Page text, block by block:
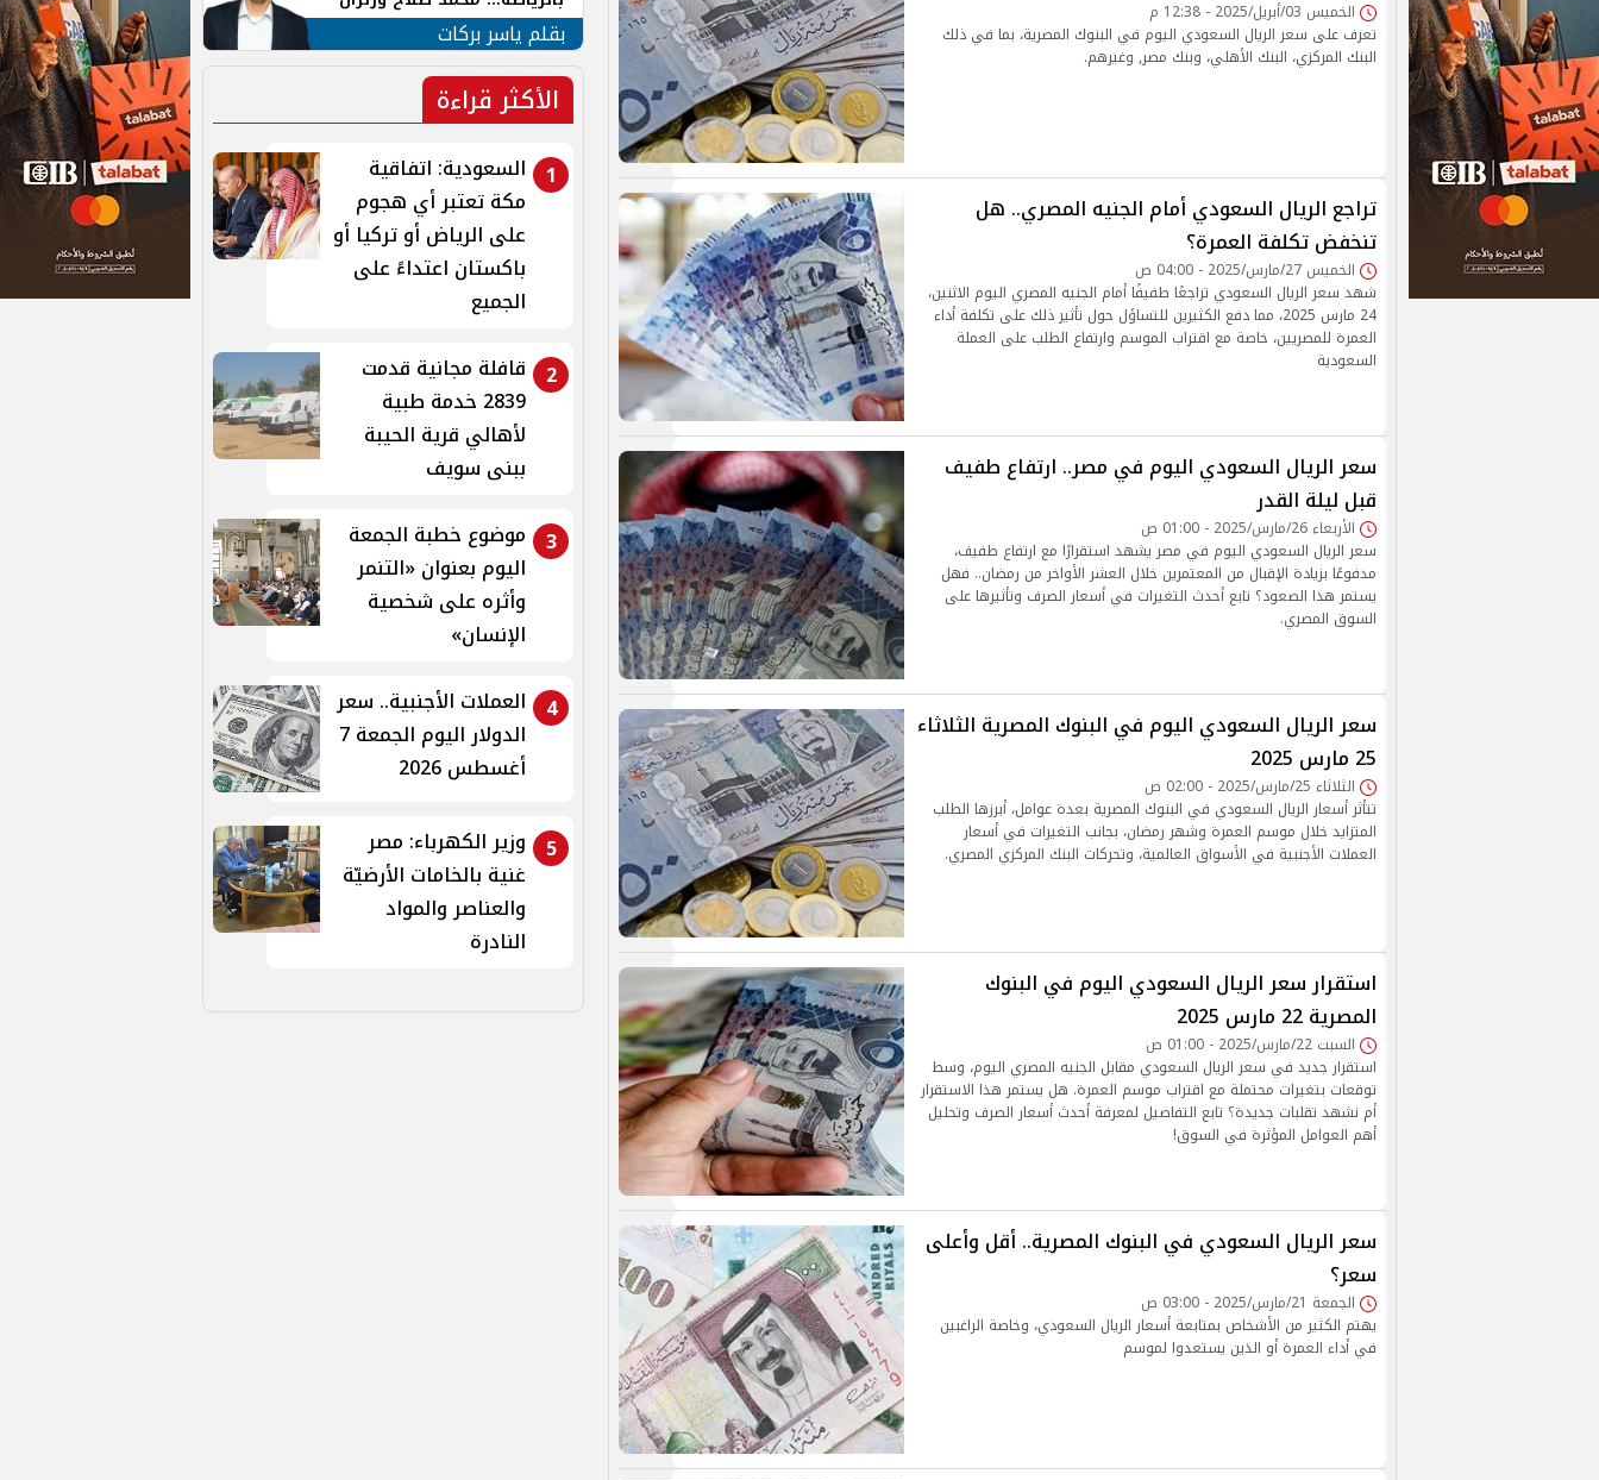
الخميس 03/أبريل/2025 - 12:38 م
تعرف على سعر الريال السعودي اليوم في البنوك المصرية، بما في ذلك
البنك المركزي، البنك الأهلي، وبنك مصر, وغيرهم.
تراجع الريال السعودي أمام الجنيه المصري.. هل
تنخفض تكلفة العمرة؟
الخميس 27/مارس/2025 - 04:00 ص
شهد سعر الريال السعودي تراجعًا طفيفًا أمام الجنيه المصري اليوم الاثنين،
24 مارس 2025، مما دفع الكثيرين للتساؤل حول تأثير ذلك على تكلفة أداء
العمرة للمصريين، خاصة مع اقتراب الموسم وارتفاع الطلب على العملة
السعودية
سعر الريال السعودي اليوم في مصر.. ارتفاع طفيف
قبل ليلة القدر
الأربعاء 26/مارس/2025 - 01:00 ص
سعر الريال السعودي اليوم في مصر يشهد استقرارًا مع ارتفاع طفيف،
مدفوعًا بزيادة الإقبال من المعتمرين خلال العشر الأواخر من رمضان.. فهل
يستمر هذا الصعود؟ تابع أحدث التغيرات في أسعار الصرف وتأثيرها على
السوق المصري.
سعر الريال السعودي اليوم في البنوك المصرية الثلاثاء
25 مارس 2025
الثلاثاء 25/مارس/2025 - 02:00 ص
تتأثر أسعار الريال السعودي في البنوك المصرية بعدة عوامل، أبرزها الطلب
المتزايد خلال موسم العمرة وشهر رمضان، بجانب التغيرات في أسعار
العملات الأجنبية في الأسواق العالمية، وتحركات البنك المركزي المصري.
استقرار سعر الريال السعودي اليوم في البنوك
المصرية 22 مارس 2025
السبت 22/مارس/2025 - 01:00 ص
استقرار جديد في سعر الريال السعودي مقابل الجنيه المصري اليوم، وسط
توقعات بتغيرات محتملة مع اقتراب موسم العمرة. هل يستمر هذا الاستقرار
أم نشهد تقلبات جديدة؟ تابع التفاصيل لمعرفة أحدث أسعار الصرف وتحليل
أهم العوامل المؤثرة في السوق!
سعر الريال السعودي في البنوك المصرية.. أقل وأعلى
سعر؟
الجمعة 21/مارس/2025 - 03:00 ص
يهتم الكثير من الأشخاص بمتابعة أسعار الريال السعودي، وخاصة الراغبين
في أداء العمرة أو الذين يستعدوا لموسم
الهوية في الشارع التركي
بقلم ياسر بركات
الأكثر قراءة
1
السعودية: اتفاقية
مكة تعتبر أي هجوم
على الرياض أو تركيا أو
باكستان اعتداءً على
الجميع
2
قافلة مجانية قدمت
2839 خدمة طبية
لأهالي قرية الحيبة
ببنى سويف
3 موضوع خطبة الجمعة
اليوم بعنوان «التنمر
وأثره على شخصية
الإنسان»
4
العملات الأجنبية.. سعر
الدولار اليوم الجمعة 7
أغسطس 2026
5
وزير الكهرباء: مصر
غنية بالخامات الأرضيّة
والعناصر والمواد
النادرة